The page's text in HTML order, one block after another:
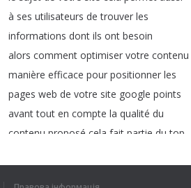
à ses utilisateurs de trouver les
informations dont ils ont besoin
alors comment optimiser votre contenu
manière efficace pour positionner les
pages web de votre site google points
avant tout en compte la qualité du
contenu proposé cela fait partie du top